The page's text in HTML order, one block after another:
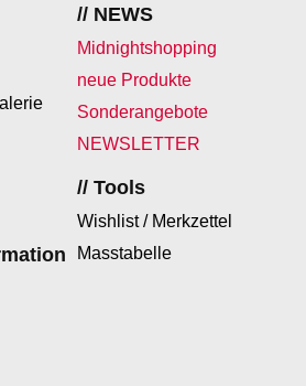
// NEWS
Midnightshopping
neue Produkte
Sonderangebote
NEWSLETTER
// Tools
Wishlist / Merkzettel
Masstabelle